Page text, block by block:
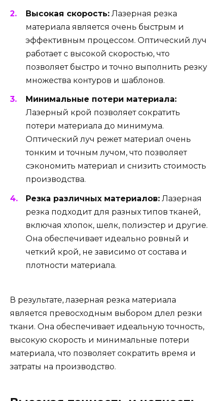
Высокая скорость: Лазерная резка
материала является очень быстрым и
эффективным процессом. Оптический луч
работает с высокой скоростью, что
позволяет быстро и точно выполнить резку
множества контуров и шаблонов.
Минимальные потери материала:
Лазерный крой позволяет сократить
потери материала до минимума.
Оптический луч режет материал очень
тонким и точным лучом, что позволяет
сэкономить материал и снизить стоимость
производства.
Резка различных материалов: Лазерная
резка подходит для разных типов тканей,
включая хлопок, шелк, полиэстер и другие.
Она обеспечивает идеально ровный и
четкий крой, не зависимо от состава и
плотности материала.
В результате, лазерная резка материала
является превосходным выбором длел резки
ткани. Она обеспечивает идеальную точность,
высокую скорость и минимальные потери
материала, что позволяет сократить время и
затраты на производство.